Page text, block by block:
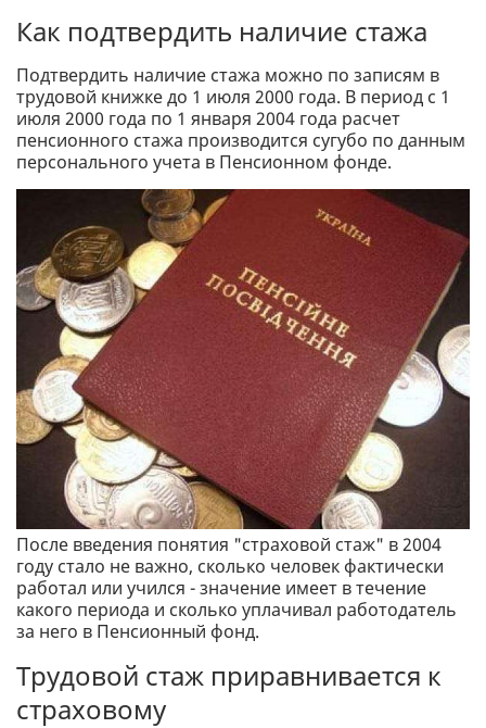
Как подтвердить наличие стажа
Подтвердить наличие стажа можно по записям в
трудовой книжке до 1 июля 2000 года. В период с 1
июля 2000 года по 1 января 2004 года расчет
пенсионного стажа производится сугубо по данным
персонального учета в Пенсионном фонде.
После введения понятия "страховой стаж" в 2004
году стало не важно, сколько человек фактически
работал или учился - значение имеет в течение
какого периода и сколько уплачивал работодатель
за него в Пенсионный фонд.
Трудовой стаж приравнивается к
страховому